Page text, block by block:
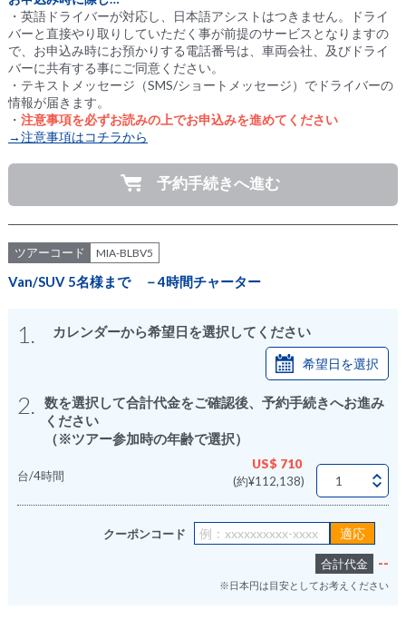
・英語ドライバーが対応し、日本語アシストはつきません。ドライ
バーと直接やり取りしていただく事が前提のサービスとなりますの
で、お申込み時にお預かりする電話番号は、車両会社、及びドライ
バーに共有する事にご同意ください。
・テキストメッセージ（SMS/ショートメッセージ）でドライバーの
情報が届きます。
・ 注意事項を必ずお読みの上でお申込みを進めてください
→注意事項はコチラから
予約手続きへ進む
ツアーコード MIA-BLBV5
Van/SUV 5名様まで －4時間チャーター
1. カレンダーから希望日を選択してください
希望日を選択
2.
数を選択して合計代金をご確認後、予約手続きへお進み
ください
（※ツアー参加時の年齢で選択）
台/4時間
US$ 710
(約¥112,138)
クーポンコード
合計代金 --
※日本円は目安としてお考えください